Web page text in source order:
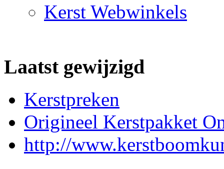
Kerst Webwinkels
Laatst gewijzigd
Kerstpreken
Origineel Kerstpakket
http://